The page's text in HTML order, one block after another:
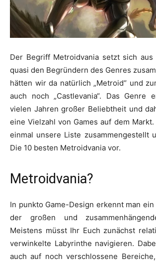
Der Begriff Metroidvania setzt sich
quasi den Begründern des Genres
hätten wir da natürlich „Metroid“ und
auch noch „Castlevania“. Das Genre
vielen Jahren großer Beliebtheit und
eine Vielzahl von Games auf dem
einmal unsere Liste zusammengestellt
Die 10 besten Metroidvania vor.
Metroidvania?
In punkto Game-Design erkennt man
der großen und
Meistens müsst Ihr Euch zunächst
verwinkelte Labyrinthe navigieren.
auch auf noch verschlossene